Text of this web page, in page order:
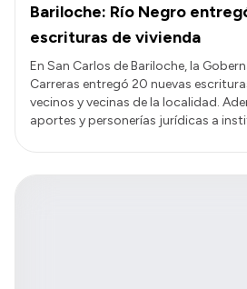
Bariloche: Río Negro
escrituras de vivienda
En San Carlos de Bariloche, la
Carreras entregó 20 nuevas
vecinos y vecinas de la localidad.
aportes y personerías jurídicas a